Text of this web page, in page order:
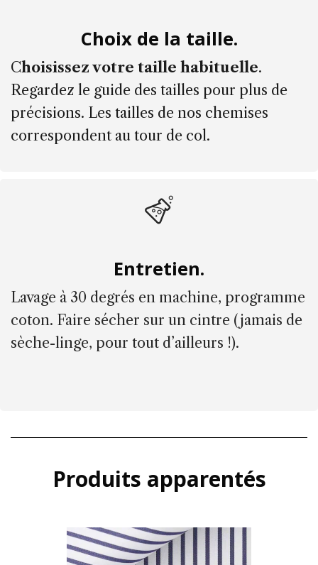
Choix de la taille.
Choisissez votre taille habituelle.
Regardez le guide des tailles pour plus de
précisions. Les tailles de nos chemises
correspondent au tour de col.
Entretien.
Lavage à 30 degrés en machine, programme
coton. Faire sécher sur un cintre (jamais de
sèche-linge, pour tout d’ailleurs !).
Produits apparentés